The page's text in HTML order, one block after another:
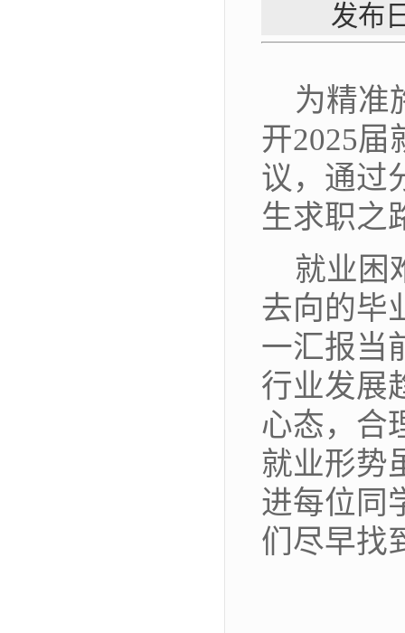
发布
为精准
开2025届
议，通过
生求职之
就业困
去向的毕
一汇报当
行业发展
心态，合
就业形势
进每位同
们尽早找